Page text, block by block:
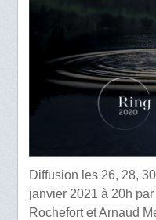
Diffusion les 26, 28,
janvier 2021 à 20h
Rochefort et Arnaud